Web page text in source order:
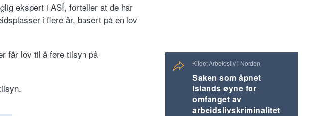
ekspert i ASÍ, forteller at de har
i flere år, basert på en lov
får lov til å føre tilsyn på
Kilde: Arbeidsliv i Norden
Saken som åpnet
Islands øyne for
omfanget av
arbeidslivskriminalitet